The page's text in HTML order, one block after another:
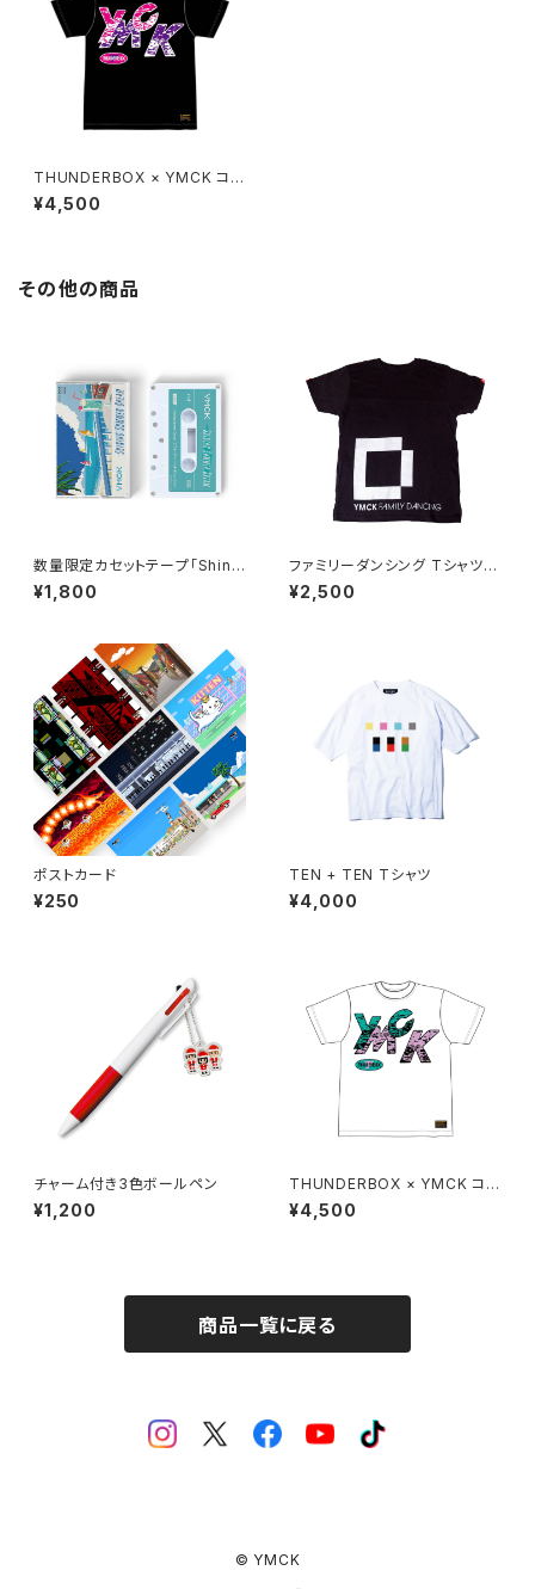
THUNDERBOX × YMCK コラ
ボ Tシャツ（ブラック）
¥4,500
その他の商品
数量限定カセットテープ「Shinin
g Summer Dream」
¥1,800
ファミリーダンシング Tシャツ
（ブラック）
¥2,500
ポストカード
¥250
TEN + TEN Tシャツ
¥4,000
チャーム付き3色ボールペン
¥1,200
THUNDERBOX × YMCK コラ
ボ Tシャツ（ホワイト）
¥4,500
商品一覧に戻る
© YMCK